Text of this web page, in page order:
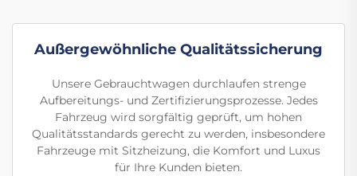
Außergewöhnliche Qualitätssicherung
Unsere Gebrauchtwagen durchlaufen strenge
Aufbereitungs- und Zertifizierungsprozesse. Jedes
Fahrzeug wird sorgfältig geprüft, um hohen
Qualitätsstandards gerecht zu werden, insbesondere
Fahrzeuge mit Sitzheizung, die Komfort und Luxus
für Ihre Kunden bieten.